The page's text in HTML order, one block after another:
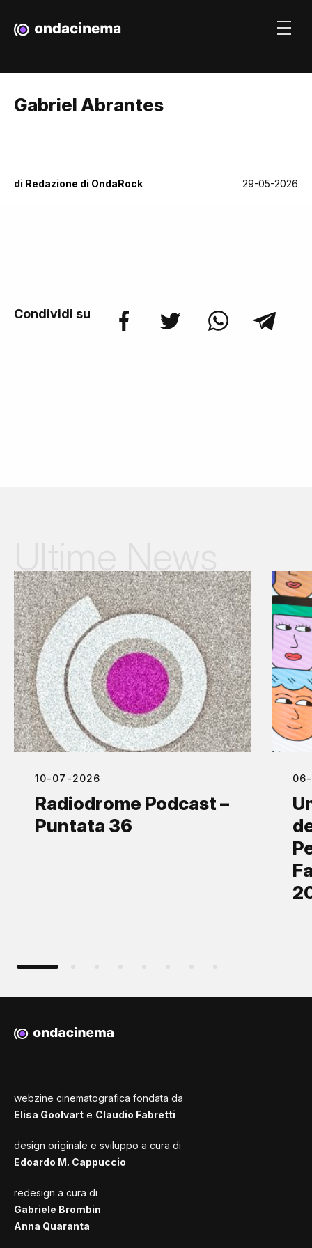
Gabriel Abrantes
di Redazione di OndaRock 29-05-2026
Condividi su
10-07-2026
Radiodrome Podcast –
Puntata 36
webzine cinematografica fondata da
Elisa Goolvart e Claudio Fabretti
design originale e sviluppo a cura di
Edoardo M. Cappuccio
redesign a cura di
Gabriele Brombin
Anna Quaranta